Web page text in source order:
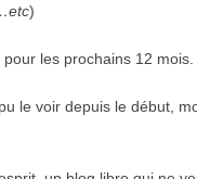
)
les prochains 12 mois.
le voir depuis le début,